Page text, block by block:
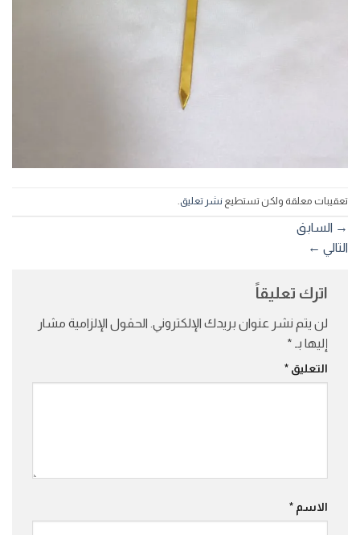
تعقيبات معلقة ولكن تستطيع نشر تعليق.
→ السابق
التالي ←
اترك تعليقاً
لن يتم نشر عنوان بريدك الإلكتروني. الحقول الإلزامية مشار
إليها بـ *
التعليق *
الاسم *